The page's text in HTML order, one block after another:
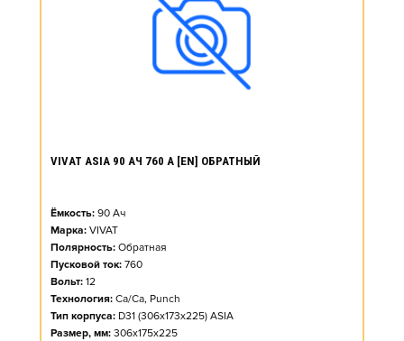
VIVAT ASIA 90 АЧ 760 А [EN] ОБРАТНЫЙ
Ёмкость: 90 Ач
Марка: VIVAT
Полярность: Обратная
Пусковой ток: 760
Вольт: 12
Технология: Ca/Ca, Punch
Тип корпуса: D31 (306x173x225) ASIA
Размер, мм: 306x175x225